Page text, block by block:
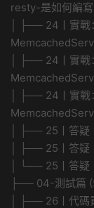
resty-是如何編
│ ├── 24丨實戰
│ ├── 24丨實戰
│ ├── 24丨實戰
│ ├── 25丨答疑
│ ├── 25丨答疑
│ └── 25丨答疑
├── 04-測試篇
│ ├── 26丨代